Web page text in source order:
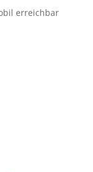
erreichbar